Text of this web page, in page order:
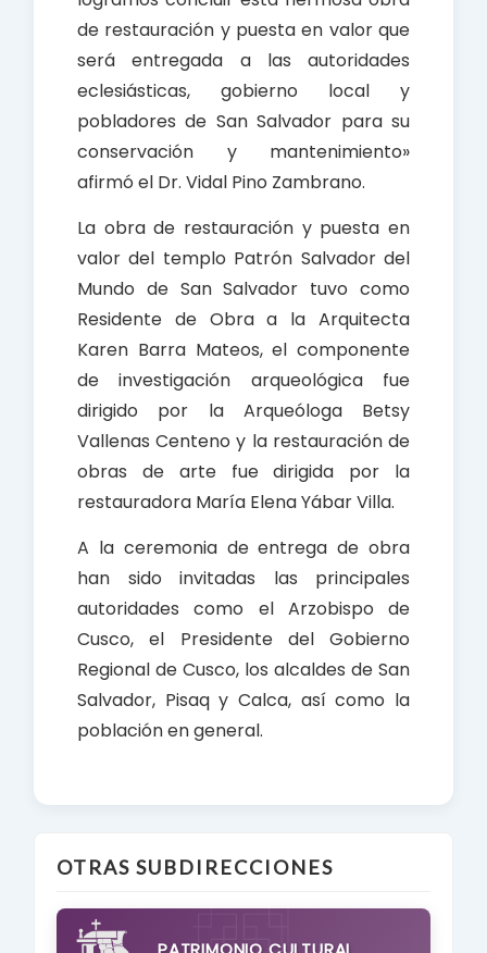
de restauración y puesta en valor que
será entregada a las autoridades
eclesiásticas, gobierno local y
pobladores de San Salvador para su
conservación y mantenimiento»
afirmó el Dr. Vidal Pino Zambrano.
La obra de restauración y puesta en
valor del templo Patrón Salvador del
Mundo de San Salvador tuvo como
Residente de Obra a la Arquitecta
Karen Barra Mateos, el componente
de investigación arqueológica fue
dirigido por la Arqueóloga Betsy
Vallenas Centeno y la restauración de
obras de arte fue dirigida por la
restauradora María Elena Yábar Villa.
A la ceremonia de entrega de obra
han sido invitadas las principales
autoridades como el Arzobispo de
Cusco, el Presidente del Gobierno
Regional de Cusco, los alcaldes de San
Salvador, Pisaq y Calca, así como la
población en general.
OTRAS SUBDIRECCIONES